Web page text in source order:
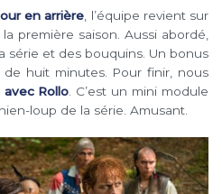
en arrière , l’équipe revient sur
première saison. Aussi abordé,
série et des bouquins. Un bonus
huit minutes. Pour finir, nous
Rollo . C’est un mini module
loup de la série. Amusant.